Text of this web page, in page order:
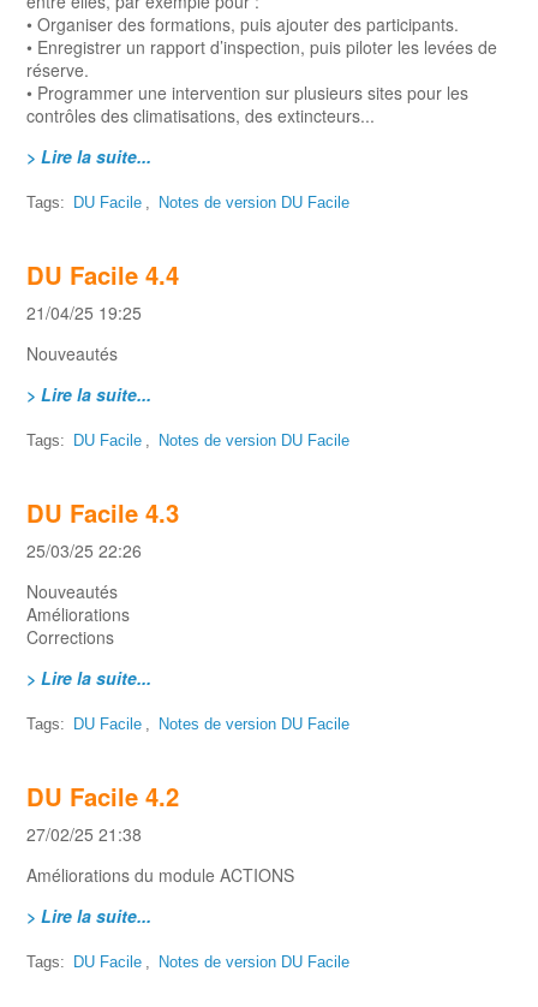
• Organiser des formations, puis ajouter des participants.
• Enregistrer un rapport d’inspection, puis piloter les levées de
réserve.
• Programmer une intervention sur plusieurs sites pour les
contrôles des climatisations, des extincteurs...
> Lire la suite...
Tags: DU Facile , Notes de version DU Facile
DU Facile 4.4
21/04/25 19:25
Nouveautés
> Lire la suite...
Tags: DU Facile , Notes de version DU Facile
DU Facile 4.3
25/03/25 22:26
Nouveautés
Améliorations
Corrections
> Lire la suite...
Tags: DU Facile , Notes de version DU Facile
DU Facile 4.2
27/02/25 21:38
Améliorations du module ACTIONS
> Lire la suite...
Tags: DU Facile , Notes de version DU Facile